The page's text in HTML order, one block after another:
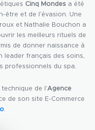
Cinq Mondesa été
être et de l’évasion. Une
et Nathalie Bouchon a
les meilleurs rituels de
de donner naissance à
leader français des soins,
professionnels du spa.
de l’Agence
de son site E-Commerce